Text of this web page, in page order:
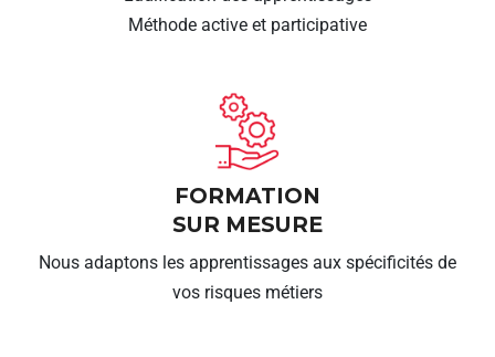
Méthode active et participative
FORMATION
SUR MESURE
Nous adaptons les apprentissages aux spécificités de
vos risques métiers